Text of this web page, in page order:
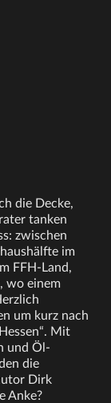
die Decke,
tanken
zwischen
im
FFH-Land,
wo einem
um kurz nach
Mit
und Öl-
die
Dirk
Anke?